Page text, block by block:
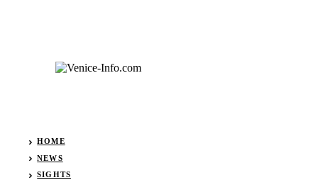
HOME
NEWS
SIGHTS